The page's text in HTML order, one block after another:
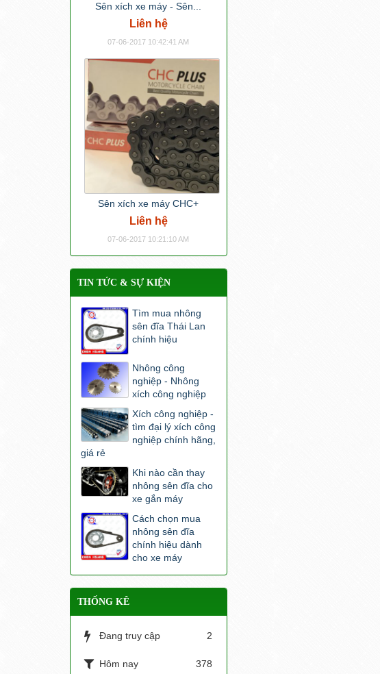
Sên xích xe máy - Sên...
Liên hệ
07-06-2017 10:42:41 AM
Sên xích xe máy CHC+
Liên hệ
07-06-2017 10:21:10 AM
TIN TỨC & SỰ KIỆN
Tìm mua nhông
sên đĩa Thái Lan
chính hiệu
Nhông công
nghiệp - Nhông
xích công nghiệp
Xích công nghiệp -
tìm đại lý xích công
nghiệp chính hãng,
giá rẻ
Khi nào cần thay
nhông sên đĩa cho
xe gắn máy
Cách chọn mua
nhông sên đĩa
chính hiệu dành
cho xe máy
THỐNG KÊ
Đang truy cập 2
Hôm nay 378